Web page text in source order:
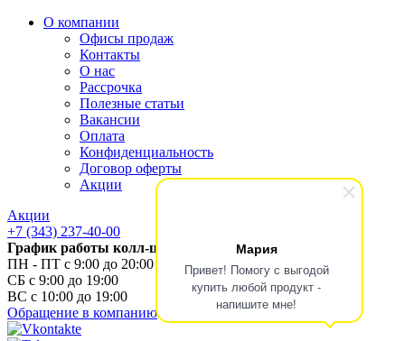
Мария
Привет! Помогу с выгодой
купить любой продукт -
напишите мне!
О компании
Офисы продаж
Контакты
О нас
Рассрочка
Полезные статьи
Вакансии
Оплата
Конфиденциальность
Договор оферты
Акции
Акции
+7 (343) 237-40-00
График работы колл-центра
ПН - ПТ с 9:00 до 20:00
СБ с 9:00 до 19:00
ВС с 10:00 до 19:00
Обращение в компанию